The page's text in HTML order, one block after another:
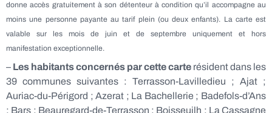
donne accès gratuitement à son détenteur à condition qu’il accompagne au
moins une personne payante au tarif plein (ou deux enfants). La carte est
valable sur les mois de juin et de septembre uniquement et hors
manifestation exceptionnelle.
– Les habitants concernés par cette carte résident dans les
39 communes suivantes : Terrasson-Lavilledieu ; Ajat ;
Auriac-du-Périgord ; Azerat ; La Bachellerie ; Badefols-d’Ans
; Bars ; Beauregard-de-Terrasson ; Boisseuilh ; La Cassagne